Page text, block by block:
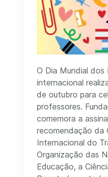
O Dia Mundial dos
internacional
de outubro para
professores.
comemora a
recomendação da
Internacional do
Organização das
Educação, a